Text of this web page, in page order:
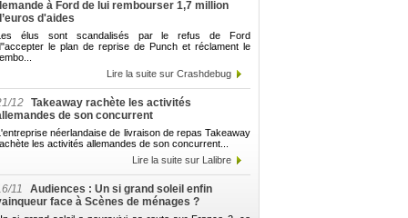
à Ford de lui rembourser 1,7 million
d'aides
élus sont scandalisés par le refus de Ford
le plan de reprise de Punch et réclament le
Lire la suite sur Crashdebug
12 Takeaway rachète les activités
de son concurrent
néerlandaise de livraison de repas Takeaway
les activités allemandes de son concurrent...
Lire la suite sur Lalibre
11
Audiences : Un si grand soleil enfin
face à Scènes de ménages ?